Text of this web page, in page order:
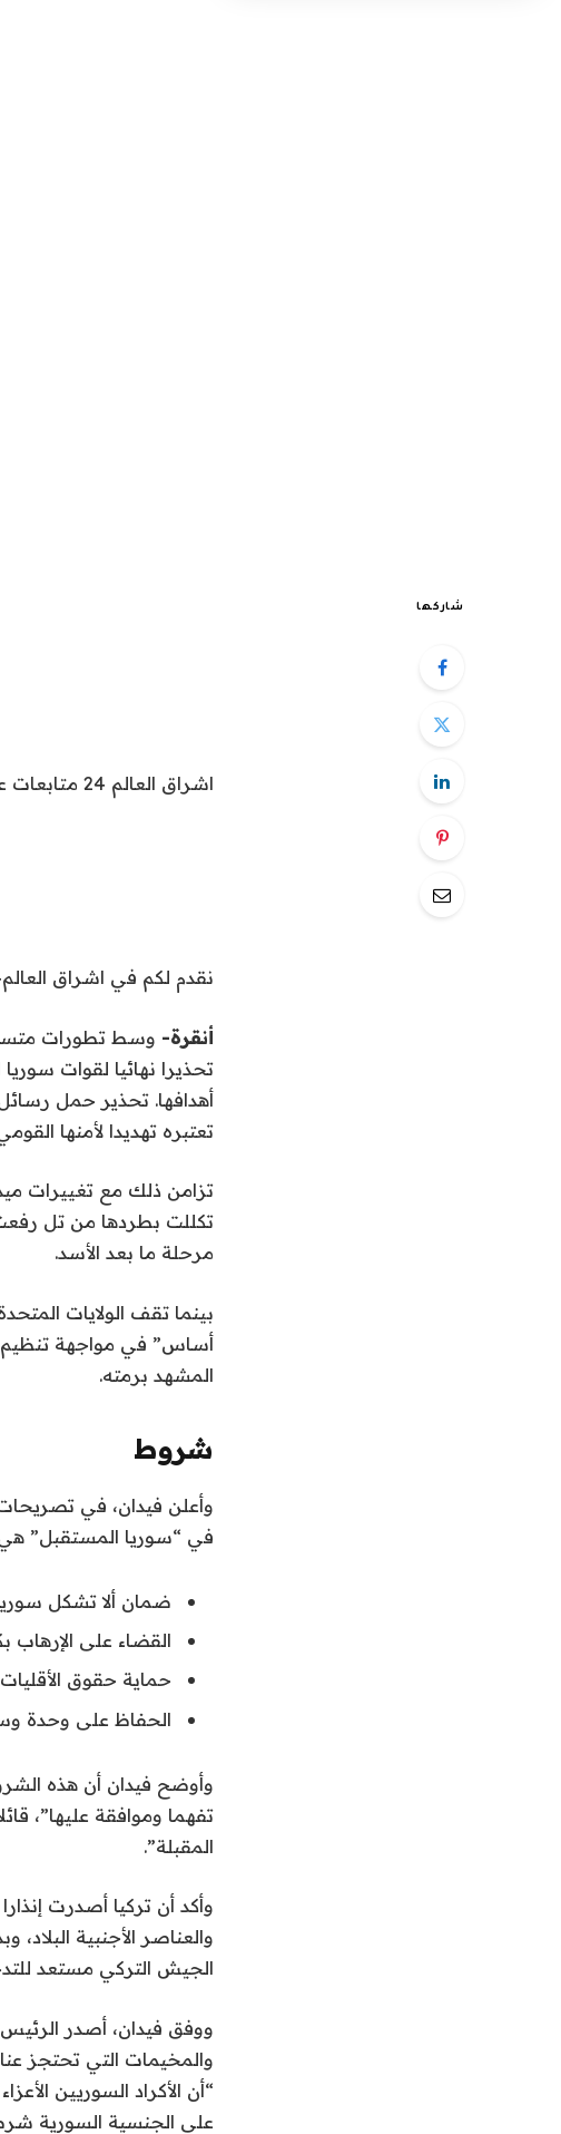
شاركها
اشراق العالم 24 متابعات عالمية عاجلة:
نقدم لكم في اشراق العالم24 خبر “هل تقترب تركيا من مواجهة عسكرية مباشرة مع قسد؟”
أنقرة- وسط تطورات
تحذيرا نهائيا لقوات
أهدافها. تحذير حمل
تعتبره تهديدا لأمنها
تزامن ذلك مع تغييرات
تكللت بطردها من تل رفعت
مرحلة ما بعد الأسد.
بينما تقف الولايات
أساس” في مواجهة تنظيم
المشهد برمته.
شروط
في “سوريا المستقبل”
ضمان ألا تشكل سوريا
القضاء على
حماية حقوق
الحفاظ على وحدة
وأوضح فيدان أن هذه
تفهما وموافقة عليها”،
المقبلة”.
وأكد أن تركيا أصدرت
والعناصر الأجنبية
الجيش التركي مستعد
ووفق فيدان، أصدر
والمخيمات التي تحتجز
“أن الأكراد السوريين
على الجنسية السورية